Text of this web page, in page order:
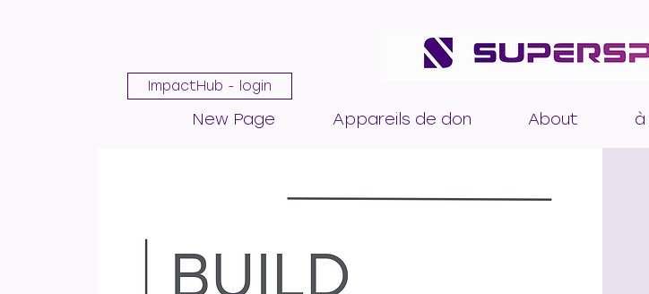
ImpactHub - login
New Page Appareils de don About